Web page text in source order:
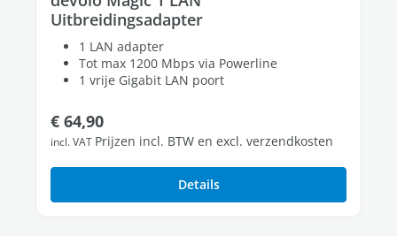
Uitbreidingsadapter
1 LAN adapter
Tot max 1200 Mbps via Powerline
1 vrije Gigabit LAN poort
Normale prijs:
€ 64,90
incl. VAT Prijzen incl. BTW en excl. verzendkosten
Details